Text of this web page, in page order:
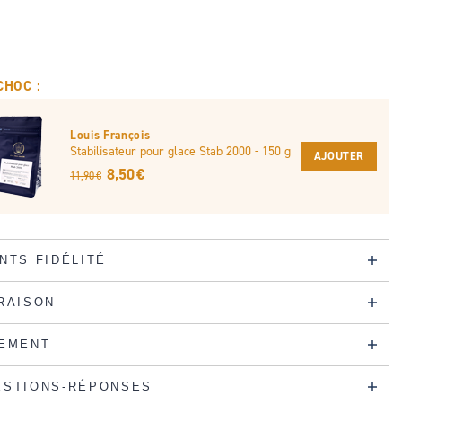
:
Louis François
Stabilisateur pour glace Stab 2000 - 150 g
11,90 € 8,50 €
AJOUTER
FIDÉLITÉ
RÉPONSES